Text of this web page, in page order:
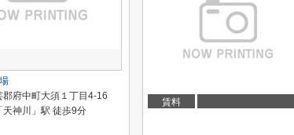
賃料
郡府中町大須１丁目4-16
天神川」駅 徒歩9分